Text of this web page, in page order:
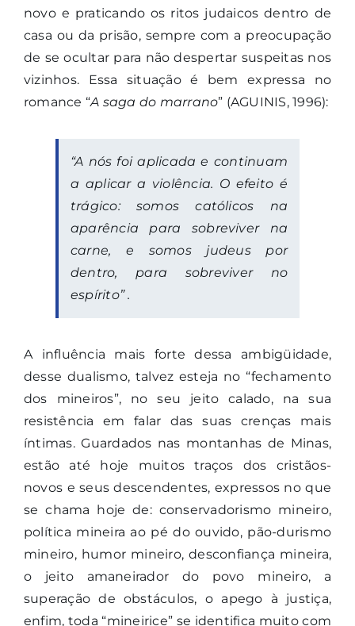
novo e praticando os ritos judaicos dentro de
casa ou da prisão, sempre com a preocupação
de se ocultar para não despertar suspeitas nos
vizinhos. Essa situação é bem expressa no
romance “A saga do marrano” (AGUINIS, 1996):
“A nós foi aplicada e continuam
a aplicar a violência. O efeito é
trágico: somos católicos na
aparência para sobreviver na
carne, e somos judeus por
dentro, para sobreviver no
espírito” .
A influência mais forte dessa ambigüidade,
desse dualismo, talvez esteja no “fechamento
dos mineiros”, no seu jeito calado, na sua
resistência em falar das suas crenças mais
íntimas. Guardados nas montanhas de Minas,
estão até hoje muitos traços dos cristãos-
novos e seus descendentes, expressos no que
se chama hoje de: conservadorismo mineiro,
política mineira ao pé do ouvido, pão-durismo
mineiro, humor mineiro, desconfiança mineira,
o jeito amaneirador do povo mineiro, a
superação de obstáculos, o apego à justiça,
enfim, toda “mineirice” se identifica muito com